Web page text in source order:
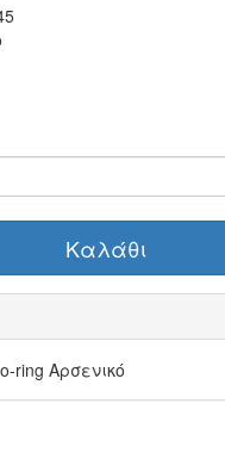
Καλάθι
ring Αρσενικό